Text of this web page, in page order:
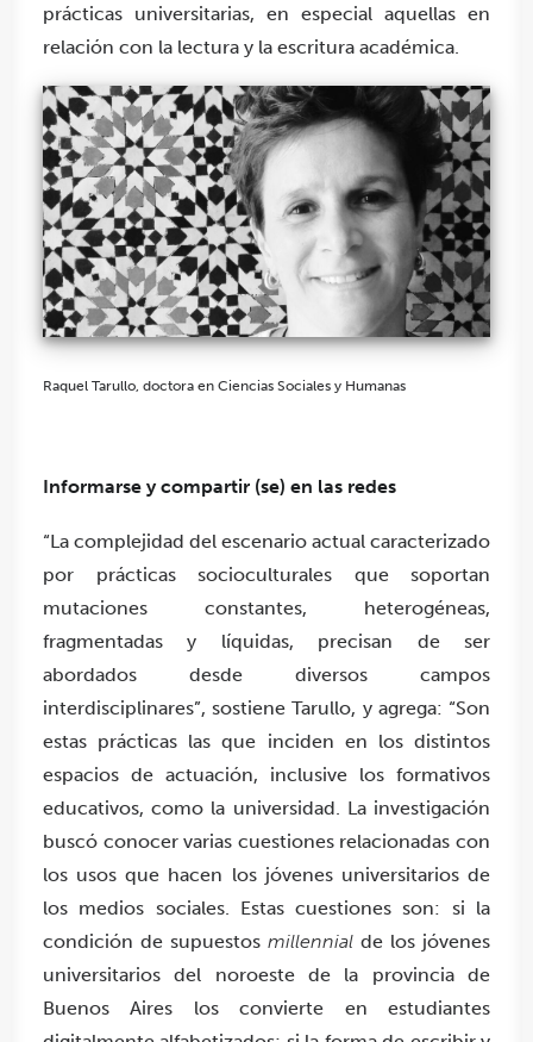
prácticas universitarias, en especial aquellas en
relación con la lectura y la escritura académica.
Raquel Tarullo, doctora en Ciencias Sociales y Humanas
Informarse y compartir (se) en las redes
“La complejidad del escenario actual caracterizado
por prácticas socioculturales que soportan
mutaciones constantes, heterogéneas,
fragmentadas y líquidas, precisan de ser
abordados desde diversos campos
interdisciplinares”, sostiene Tarullo, y agrega: “Son
estas prácticas las que inciden en los distintos
espacios de actuación, inclusive los formativos
educativos, como la universidad. La investigación
buscó conocer varias cuestiones relacionadas con
los usos que hacen los jóvenes universitarios de
los medios sociales. Estas cuestiones son: si la
condición de supuestos millennial de los jóvenes
universitarios del noroeste de la provincia de
Buenos Aires los convierte en estudiantes